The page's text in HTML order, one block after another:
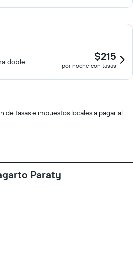
doble $215
por noche con tasas
de tasas e impuestos locales a pagar al
Paraty